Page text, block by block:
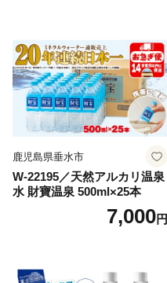
鹿児島県垂水市
W-22195／天然アルカリ温泉
水 財寶温泉 500ml×25本
7,000円